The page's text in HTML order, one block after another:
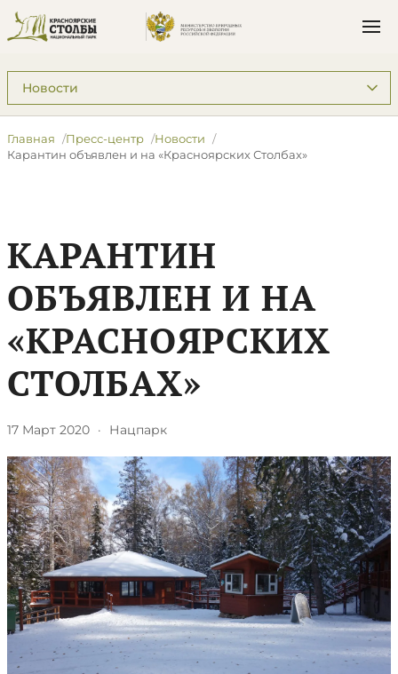
Подразделы: Пресс-центр
Главная Пресс-центр
Новости
Карантин объявлен и на «Красноярских Столбах»
КАРАНТИН
ОБЪЯВЛЕН И НА
«КРАСНОЯРСКИХ
СТОЛБАХ»
17 Март 2020 · Нацпарк